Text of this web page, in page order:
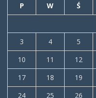
P W Ś
3
4 5
10
11 12
17
18 19
24
25 26